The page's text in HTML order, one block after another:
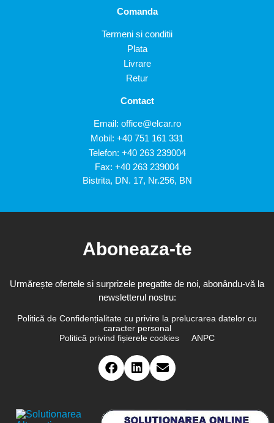
Comanda
Termeni si conditii
Plata
Livrare
Retur
Contact
Email: office@elcar.ro
Mobil: +40 751 161 331
Telefon: +40 263 239004
Fax: +40 263 239004
Bistrita, DN. 17, Nr.256, BN
Aboneaza-te
Urmărește ofertele si surprizele pregatite de noi, abonându-vă la
newsletterul nostru:
Politică de Confidențialitate cu privire la prelucrarea datelor cu
caracter personal
Politică privind fișierele cookies
ANPC